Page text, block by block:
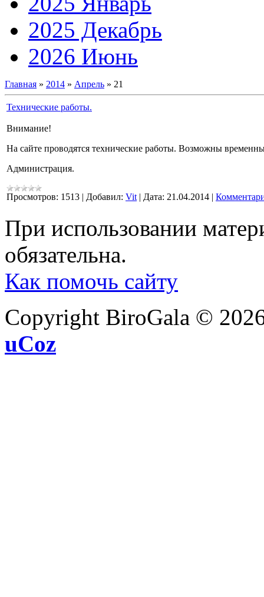
2025 Декабрь
2026 Июнь
Главная » 2014 » Апрель » 21
Технические работы.
Внимание!
На сайте проводятся технические работы. Возможны
Администрация.
Просмотров: 1513 | Добавил: Vit | Дата: 21.04.2014 |
При использовании
обязательна.
Как помочь сайту
Copyright BiroGala ©
uCoz